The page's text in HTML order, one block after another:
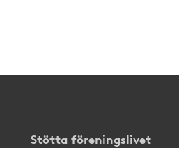
Stötta föreningslivet